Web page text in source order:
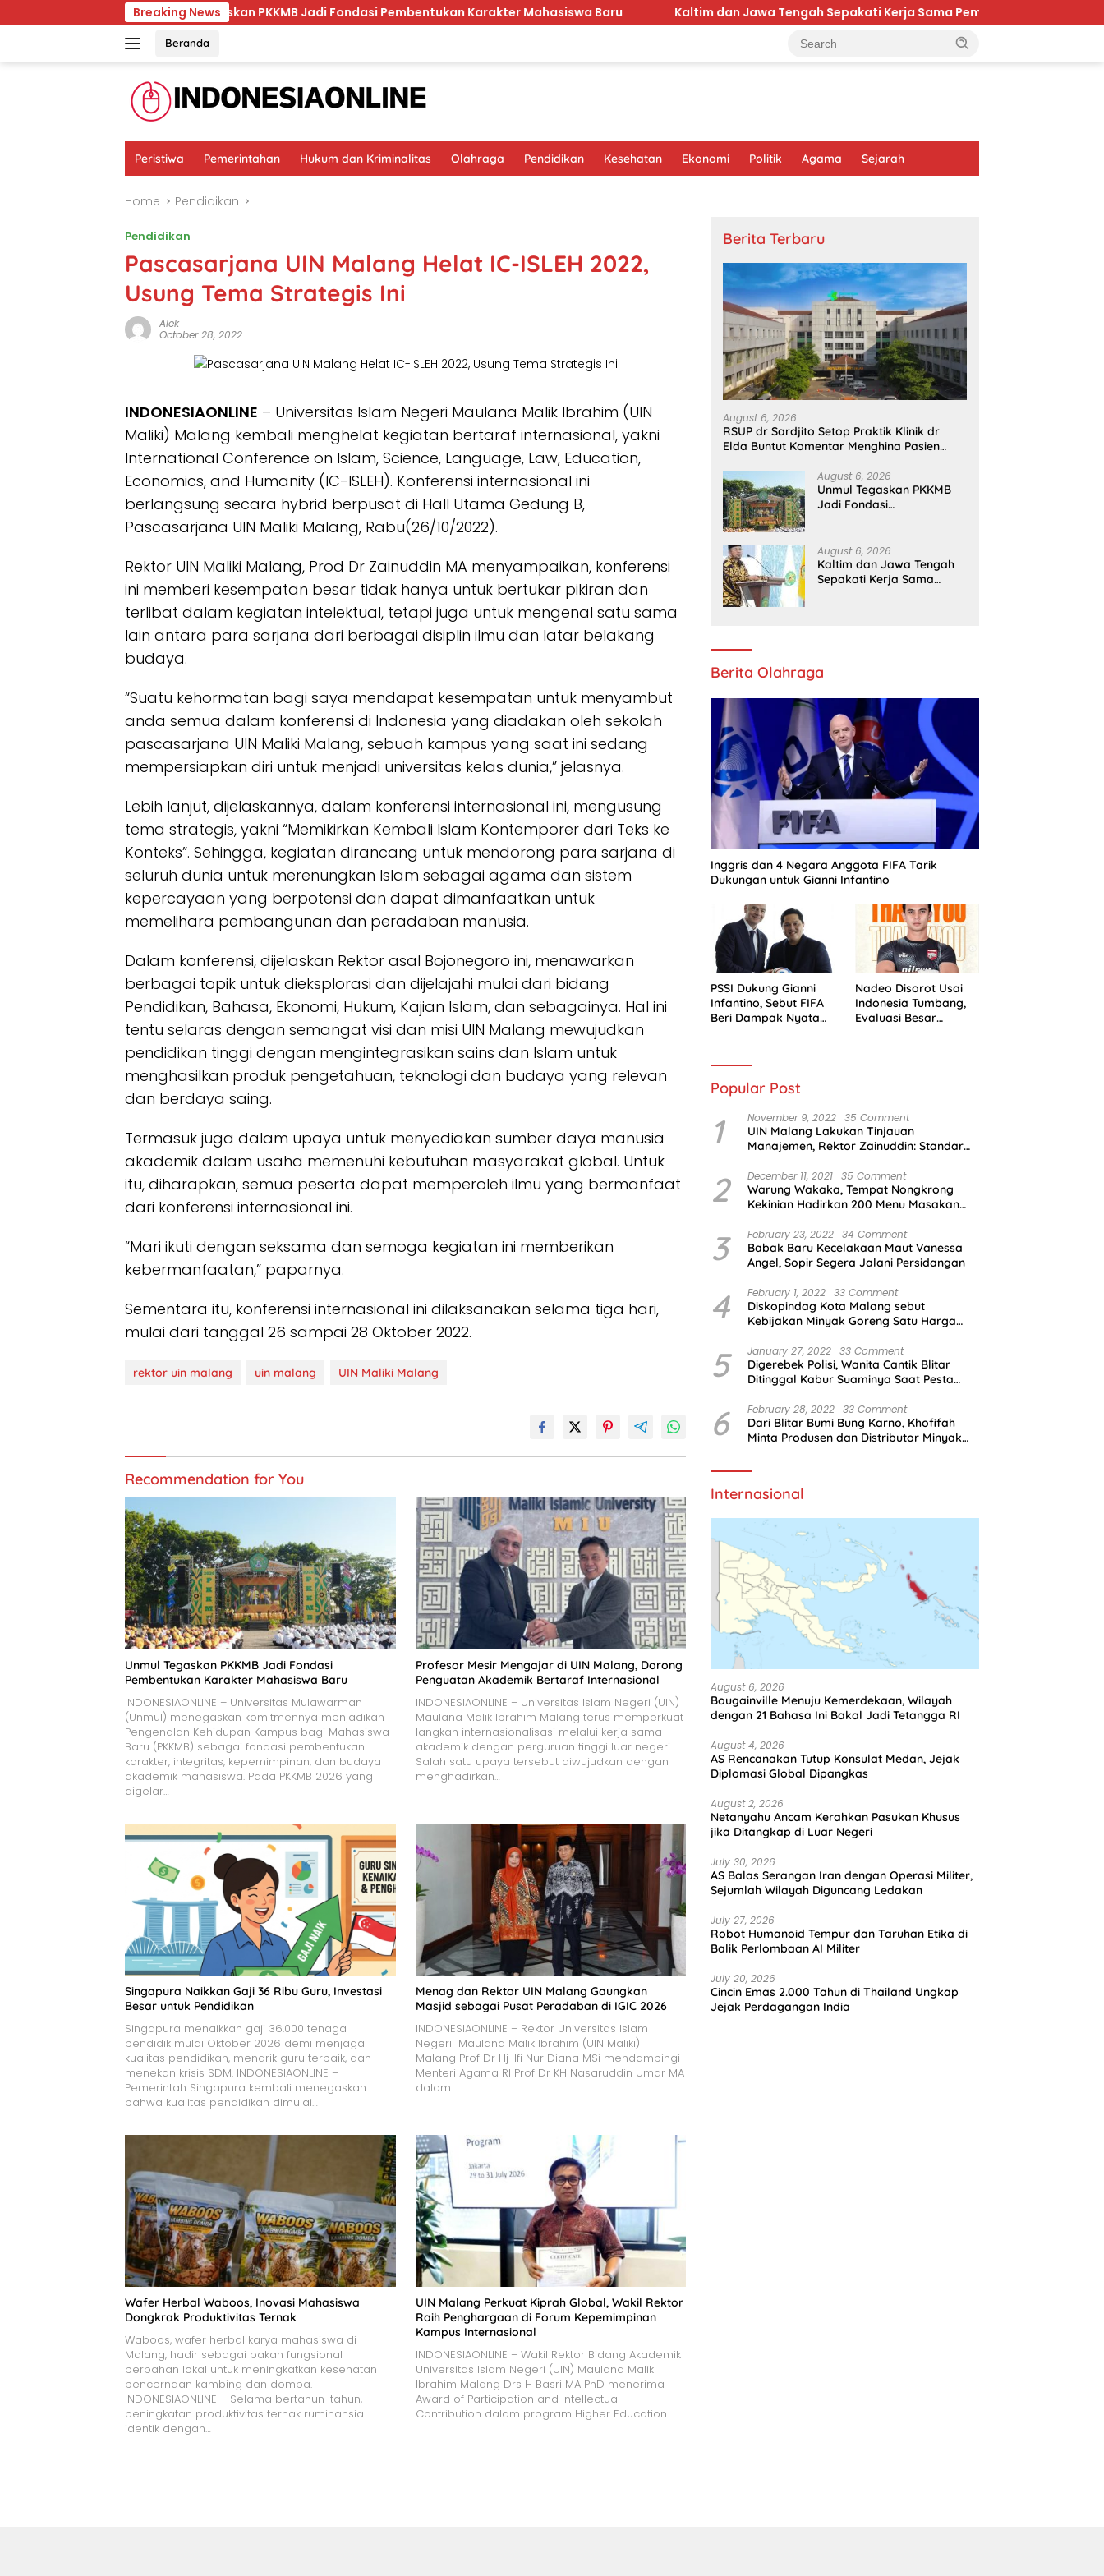
to
Breaking News
Unmul Tegaskan PKKMB Jadi Fondasi Pembentukan Karakter Mahasiswa Baru Kaltim dan Jawa Tengah Sepakati Kerja Sama Pembangunan dan Ekonomi Daerah
Beranda
Peristiwa Pemerintahan Hukum dan Kriminalitas Olahraga Pendidikan Kesehatan Ekonomi Politik Agama Sejarah
Home Pendidikan
Pendidikan
Pascasarjana UIN Malang Helat IC-ISLEH 2022,
Usung Tema Strategis Ini
Alek
October 28, 2022
INDONESIAONLINE – Universitas Islam Negeri Maulana Malik Ibrahim (UIN
Maliki) Malang kembali menghelat kegiatan bertaraf internasional, yakni
International Conference on Islam, Science, Language, Law, Education,
Economics, and Humanity (IC-ISLEH). Konferensi internasional ini
berlangsung secara hybrid berpusat di Hall Utama Gedung B,
Pascasarjana UIN Maliki Malang, Rabu(26/10/2022).
Rektor UIN Maliki Malang, Prod Dr Zainuddin MA menyampaikan, konferensi
ini memberi kesempatan besar tidak hanya untuk bertukar pikiran dan
terlibat dalam kegiatan intelektual, tetapi juga untuk mengenal satu sama
lain antara para sarjana dari berbagai disiplin ilmu dan latar belakang
budaya.
“Suatu kehormatan bagi saya mendapat kesempatan untuk menyambut
anda semua dalam konferensi di Indonesia yang diadakan oleh sekolah
pascasarjana UIN Maliki Malang, sebuah kampus yang saat ini sedang
mempersiapkan diri untuk menjadi universitas kelas dunia,” jelasnya.
Lebih lanjut, dijelaskannya, dalam konferensi internasional ini, mengusung
tema strategis, yakni “Memikirkan Kembali Islam Kontemporer dari Teks ke
Konteks”. Sehingga, kegiatan dirancang untuk mendorong para sarjana di
seluruh dunia untuk merenungkan Islam sebagai agama dan sistem
kepercayaan yang berpotensi dan dapat dimanfaatkan untuk
memelihara pembangunan dan peradaban manusia.
Dalam konferensi, dijelaskan Rektor asal Bojonegoro ini, menawarkan
berbagai topik untuk dieksplorasi dan dijelajahi mulai dari bidang
Pendidikan, Bahasa, Ekonomi, Hukum, Kajian Islam, dan sebagainya. Hal ini
tentu selaras dengan semangat visi dan misi UIN Malang mewujudkan
pendidikan tinggi dengan mengintegrasikan sains dan Islam untuk
menghasilkan produk pengetahuan, teknologi dan budaya yang relevan
dan berdaya saing.
Termasuk juga dalam upaya untuk menyediakan sumber daya manusia
akademik dalam usaha memenuhi kebutuhan masyarakat global. Untuk
itu, diharapkan, semua peserta dapat memperoleh ilmu yang bermanfaat
dari konferensi internasional ini.
“Mari ikuti dengan seksama dan semoga kegiatan ini memberikan
kebermanfaatan,” paparnya.
Sementara itu, konferensi internasional ini dilaksanakan selama tiga hari,
mulai dari tanggal 26 sampai 28 Oktober 2022.
rektor uin malang uin malang UIN Maliki Malang
Recommendation for You
Unmul Tegaskan PKKMB Jadi Fondasi
Pembentukan Karakter Mahasiswa Baru
INDONESIAONLINE – Universitas Mulawarman
(Unmul) menegaskan komitmennya menjadikan
Pengenalan Kehidupan Kampus bagi Mahasiswa
Baru (PKKMB) sebagai fondasi pembentukan
karakter, integritas, kepemimpinan, dan budaya
akademik mahasiswa. Pada PKKMB 2026 yang
digelar…
Profesor Mesir Mengajar di UIN Malang, Dorong
Penguatan Akademik Bertaraf Internasional
INDONESIAONLINE – Universitas Islam Negeri (UIN)
Maulana Malik Ibrahim Malang terus memperkuat
langkah internasionalisasi melalui kerja sama
akademik dengan perguruan tinggi luar negeri.
Salah satu upaya tersebut diwujudkan dengan
menghadirkan…
Singapura Naikkan Gaji 36 Ribu Guru, Investasi
Besar untuk Pendidikan
Singapura menaikkan gaji 36.000 tenaga
pendidik mulai Oktober 2026 demi menjaga
kualitas pendidikan, menarik guru terbaik, dan
menekan krisis SDM. INDONESIAONLINE –
Pemerintah Singapura kembali menegaskan
bahwa kualitas pendidikan dimulai…
Menag dan Rektor UIN Malang Gaungkan
Masjid sebagai Pusat Peradaban di IGIC 2026
INDONESIAONLINE – Rektor Universitas Islam
Negeri Maulana Malik Ibrahim (UIN Maliki)
Malang Prof Dr Hj Ilfi Nur Diana MSi mendampingi
Menteri Agama RI Prof Dr KH Nasaruddin Umar MA
dalam…
Wafer Herbal Waboos, Inovasi Mahasiswa
Dongkrak Produktivitas Ternak
Waboos, wafer herbal karya mahasiswa di
Malang, hadir sebagai pakan fungsional
berbahan lokal untuk meningkatkan kesehatan
pencernaan kambing dan domba.
INDONESIAONLINE – Selama bertahun-tahun,
peningkatan produktivitas ternak ruminansia
identik dengan…
UIN Malang Perkuat Kiprah Global, Wakil Rektor
Raih Penghargaan di Forum Kepemimpinan
Kampus Internasional
INDONESIAONLINE – Wakil Rektor Bidang Akademik
Universitas Islam Negeri (UIN) Maulana Malik
Ibrahim Malang Drs H Basri MA PhD menerima
Award of Participation and Intellectual
Contribution dalam program Higher Education…
Berita Terbaru
August 6, 2026
RSUP dr Sardjito Setop Praktik Klinik dr
Elda Buntut Komentar Menghina Pasien
August 6, 2026
Unmul Tegaskan PKKMB
Jadi Fondasi
August 6, 2026
Kaltim dan Jawa Tengah
Sepakati Kerja Sama
Berita Olahraga
Inggris dan 4 Negara Anggota FIFA Tarik
Dukungan untuk Gianni Infantino
PSSI Dukung Gianni
Infantino, Sebut FIFA
Beri Dampak Nyata
Nadeo Disorot Usai
Indonesia Tumbang,
Evaluasi Besar
Popular Post
1 November 9, 2022 35 Comment
UIN Malang Lakukan Tinjauan
Manajemen, Rektor Zainuddin: Standar
2 December 11, 2021 35 Comment
Warung Wakaka, Tempat Nongkrong
Kekinian Hadirkan 200 Menu Masakan
3 February 23, 2022 34 Comment
Babak Baru Kecelakaan Maut Vanessa
Angel, Sopir Segera Jalani Persidangan
4 February 1, 2022 33 Comment
Diskopindag Kota Malang sebut
Kebijakan Minyak Goreng Satu Harga
5 January 27, 2022 33 Comment
Digerebek Polisi, Wanita Cantik Blitar
Ditinggal Kabur Suaminya Saat Pesta
6 February 28, 2022 33 Comment
Dari Blitar Bumi Bung Karno, Khofifah
Minta Produsen dan Distributor Minyak
Internasional
August 6, 2026
Bougainville Menuju Kemerdekaan, Wilayah
dengan 21 Bahasa Ini Bakal Jadi Tetangga RI
August 4, 2026
AS Rencanakan Tutup Konsulat Medan, Jejak
Diplomasi Global Dipangkas
August 2, 2026
Netanyahu Ancam Kerahkan Pasukan Khusus
jika Ditangkap di Luar Negeri
July 30, 2026
AS Balas Serangan Iran dengan Operasi Militer,
Sejumlah Wilayah Diguncang Ledakan
July 27, 2026
Robot Humanoid Tempur dan Taruhan Etika di
Balik Perlombaan AI Militer
July 20, 2026
Cincin Emas 2.000 Tahun di Thailand Ungkap
Jejak Perdagangan India